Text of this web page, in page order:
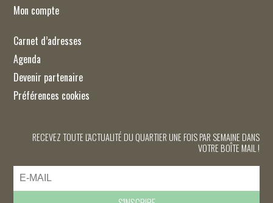
Mon compte
Carnet d’adresses
Agenda
Devenir partenaire
Préférences cookies
RECEVEZ TOUTE L'ACTUALITÉ DU QUARTIER UNE FOIS PAR SEMAINE DANS
VOTRE BOÎTE MAIL !